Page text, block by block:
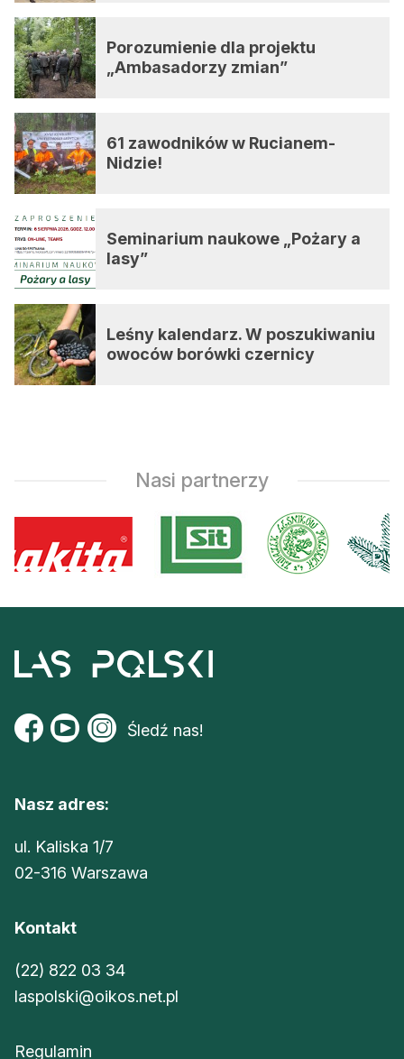
Porozumienie dla projektu
„Ambasadorzy zmian”
61 zawodników w Rucianem-
Nidzie!
Seminarium naukowe „Pożary a
lasy”
Leśny kalendarz. W poszukiwaniu
owoców borówki czernicy
Nasi partnerzy
Śledź nas!
Nasz adres:
ul. Kaliska 1/7
02-316 Warszawa
Kontakt
(22) 822 03 34
laspolski@oikos.net.pl
Regulamin